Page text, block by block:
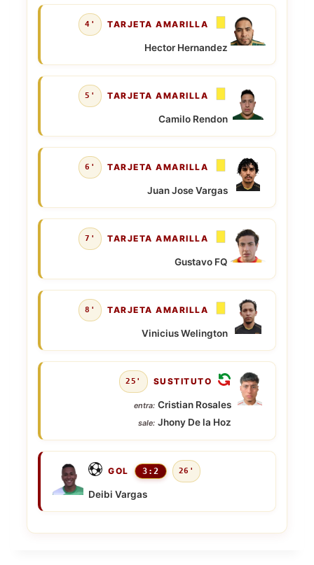
4' TARJETA AMARILLA
Hector Hernandez
5' TARJETA AMARILLA
Camilo Rendon
6' TARJETA AMARILLA
Juan Jose Vargas
7' TARJETA AMARILLA
Gustavo FQ
8' TARJETA AMARILLA
Vinicius Welington
25' SUSTITUTO
entra: Cristian Rosales
sale: Jhony De la Hoz
GOL 3:2 26'
Deibi Vargas